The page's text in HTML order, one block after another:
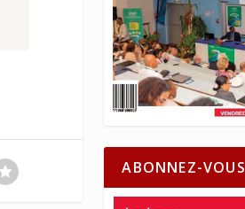
ABONNEZ-